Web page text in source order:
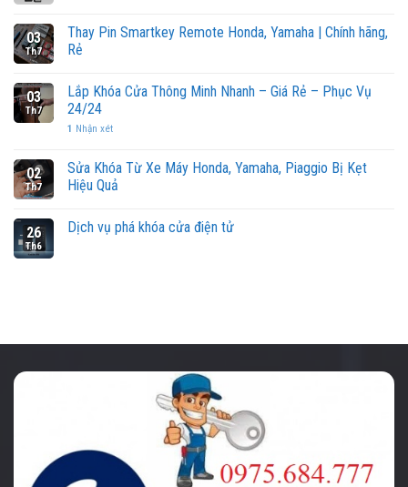
03
Th7
Thay Pin Smartkey Remote Honda, Yamaha | Chính hãng,
Rẻ
03
Th7
Lắp Khóa Cửa Thông Minh Nhanh – Giá Rẻ – Phục Vụ
24/24
1 Nhận xét
02
Th7
Sửa Khóa Từ Xe Máy Honda, Yamaha, Piaggio Bị Kẹt
Hiệu Quả
26
Th6
Dịch vụ phá khóa cửa điện tử